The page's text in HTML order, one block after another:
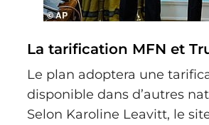
La tarification MFN et
Le plan adoptera une
disponible dans d’autres
Selon Karoline Leavitt, le